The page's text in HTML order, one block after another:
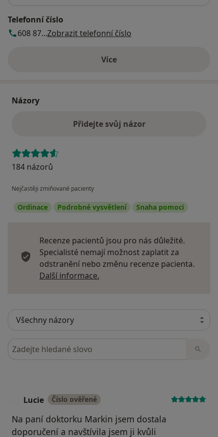
Telefonní číslo
608 87...Zobrazit telefonní číslo
Víceo adrese
Názory
Přidejte svůj názor
184 názorů
Nejčastěji zmiňované pacienty
Ordinace Podrobné vysvětlení Snaha pomoci
Recenze pacientů jsou pro nás důležité.
Specialisté nemají možnost zaplatit za
odstranění nebo změnu recenze pacienta.
Další informace.
Hledejte v názorech
Lucie Číslo ověřené
Na paní doktorku Markin jsem dostala
doporučení a navštívila jsem ji kvůli